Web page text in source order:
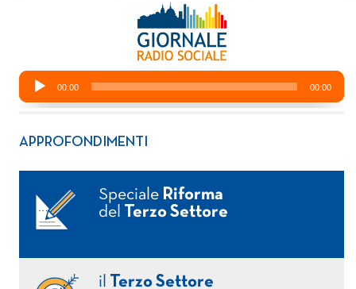
APPROFONDIMENTI
Speciale Riforma
del
Terzo Settore
il
Terzo Settore